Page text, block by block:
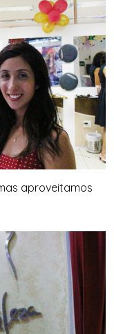
aproveitamos